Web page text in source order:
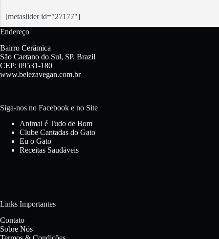
[metaslider id="27177"]
Endereço
Bairro Cerâmica
São Caetano do Sul, SP, Brazil
CEP: 09531-180
www.belezavegan.com.br
Siga-nos no Facebook e no Site
Animal é Tudo de Bom
Clube Cantadas do Gato
Eu o Gato
Receitas Saudáveis
Links Importantes
Contato
Sobre Nós